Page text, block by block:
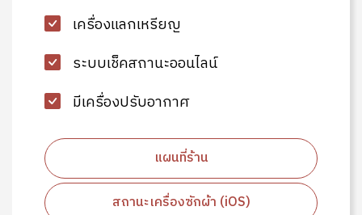
เครื่องแลกเหรียญ
ระบบเช็คสถานะออนไลน์
มีเครื่องปรับอากาศ
แผนที่ร้าน
สถานะเครื่องซักผ้า (iOS)